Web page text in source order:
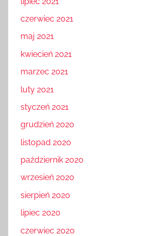
lipiec 2021
czerwiec 2021
maj 2021
kwiecień 2021
marzec 2021
luty 2021
styczeń 2021
grudzień 2020
listopad 2020
październik 2020
wrzesień 2020
sierpień 2020
lipiec 2020
czerwiec 2020